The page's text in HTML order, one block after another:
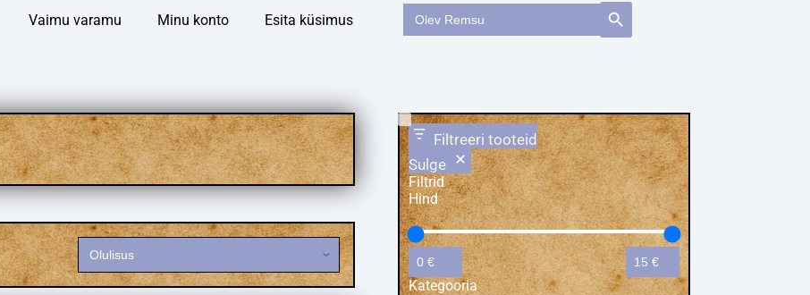
Vaimu varamu Minu konto Esita küsimus
Search
for:
Search Button
Filtreeri tooteid
Sulge
Filtrid
Hind
Kategooria